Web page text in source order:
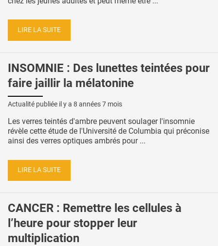
LIRE LA SUITE
INSOMNIE : Des lunettes teintées pour
faire jaillir la mélatonine
Actualité publiée il y a 8 années 7 mois
Les verres teintés d'ambre peuvent soulager l'insomnie
révèle cette étude de l'Université de Columbia qui préconise
ainsi des verres optiques ambrés pour ...
LIRE LA SUITE
CANCER : Remettre les cellules à
l’heure pour stopper leur
multiplication